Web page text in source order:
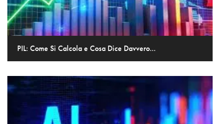
PIL: Come Si Calcola e Cosa Dice Davvero...